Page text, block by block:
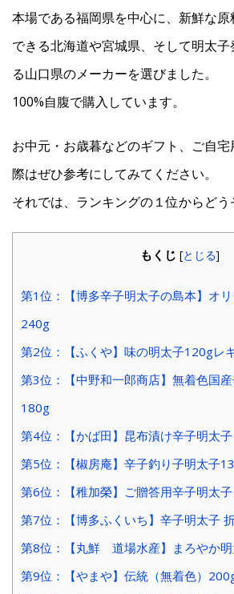
本場である福岡県を中心に、新鮮な
できる北海道や宮城県、そして明太
る山口県のメーカーを選びました。
100%自腹で購入しています。
お中元・お歳暮などのギフト、ご自
際はぜひ参考にしてみてください。
それでは、ランキングの１位からどう
もくじ [とじる]
第1位：【博多辛子明太子の島本】オ
240g
第2位：【ふくや】味の明太子120gレ
第3位：【中野和一郎商店】無着色国
180g
第4位：【かば田】昆布漬け辛子明太
第5位：【椒房庵】辛子釣り子明太子
第6位：【稚加榮】ご贈答用辛子明太
第7位：【博多ふくいち】辛子明太子
第8位：【丸鮮 道場水産】まろやか
第9位：【やまや】伝統（無着色）